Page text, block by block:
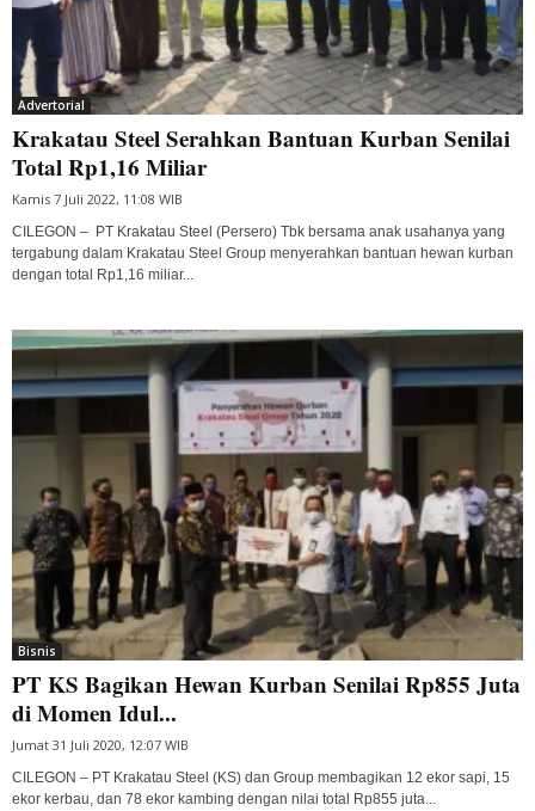
Advertorial
Krakatau Steel Serahkan Bantuan Kurban Senilai
Total Rp1,16 Miliar
Kamis 7 Juli 2022, 11:08 WIB
CILEGON – PT Krakatau Steel (Persero) Tbk bersama anak usahanya yang
tergabung dalam Krakatau Steel Group menyerahkan bantuan hewan kurban
dengan total Rp1,16 miliar...
Bisnis
PT KS Bagikan Hewan Kurban Senilai Rp855 Juta
di Momen Idul...
Jumat 31 Juli 2020, 12:07 WIB
CILEGON – PT Krakatau Steel (KS) dan Group membagikan 12 ekor sapi, 15
ekor kerbau, dan 78 ekor kambing dengan nilai total Rp855 juta...